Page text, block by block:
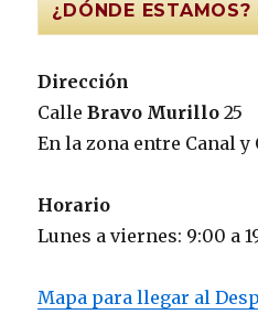
¿DÓNDE ESTAMOS?
Dirección
CalleBravo Murillo 25
En la zona entre Canal y
Horario
Lunes a viernes: 9:00 a
Mapa para llegar al